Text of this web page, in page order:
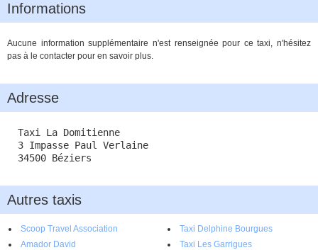
Informations
Aucune information supplémentaire n'est renseignée pour ce taxi, n'hésitez
pas à le contacter pour en savoir plus.
Adresse
Taxi La Domitienne
3 Impasse Paul Verlaine
34500 Béziers
Autres taxis
Scoop Travel Association
Taxi Delphine Bourgues
Amador David
Taxi Les Garrigues